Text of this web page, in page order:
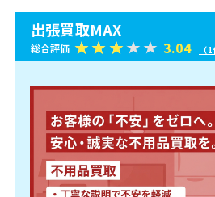
出張買取MAX
総合評価 3.04 （